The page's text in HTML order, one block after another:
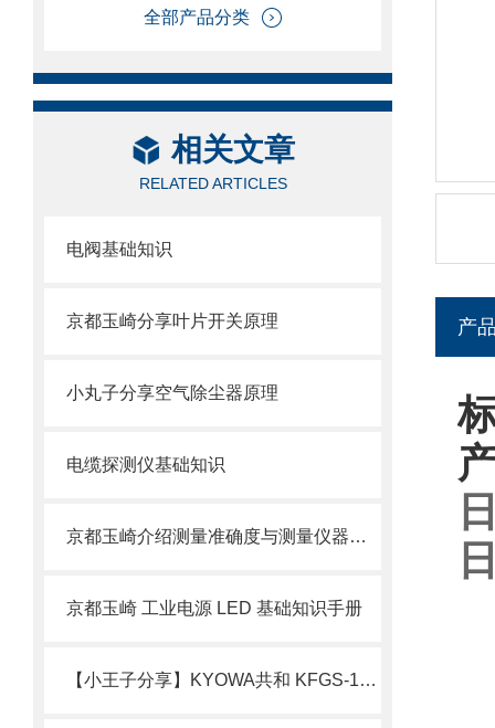
全部产品分类
相关文章
RELATED ARTICLES
电阀基础知识
京都玉崎分享叶片开关原理
小丸子分享空气除尘器原理
电缆探测仪基础知识
京都玉崎介绍测量准确度与测量仪器准确度
京都玉崎 工业电源 LED 基础知识手册
【小王子分享】KYOWA共和 KFGS-1-120-D17-11L1M3S 箔式应变片 简介
产